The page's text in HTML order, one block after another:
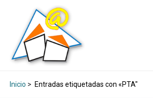
Inicio > Entradas etiquetadas con «PTA"